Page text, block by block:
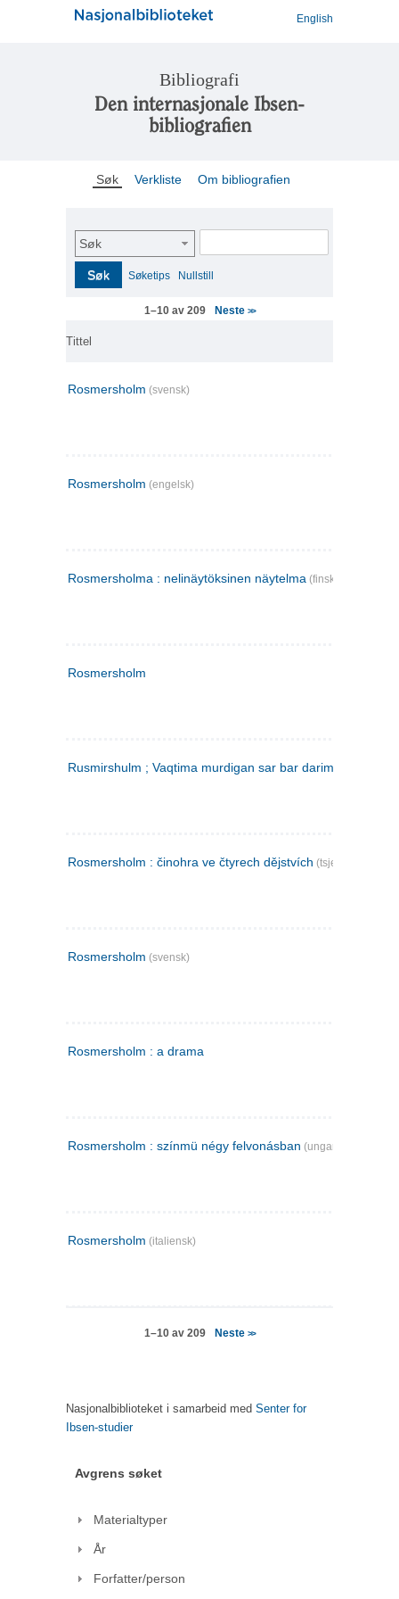
English
Bibliografi
Den internasjonale Ibsen-
bibliografien
Søk Verkliste Om bibliografien
Søk
Søk Søketips Nullstill
1–10 av 209 Neste >>
Tittel
Rosmersholm (svensk)
Rosmersholm (engelsk)
Rosmersholma : nelinäytöksinen näytelma (finsk)
Rosmersholm
Rusmirshulm ; Vaqtima murdigan sar bar darim
Rosmersholm : činohra ve čtyrech dějstvích (tsjekkisk)
Rosmersholm (svensk)
Rosmersholm : a drama
Rosmersholm : színmü négy felvonásban (ungarsk)
Rosmersholm (italiensk)
1–10 av 209 Neste >>
Nasjonalbiblioteket i samarbeid med Senter for
Ibsen-studier
Avgrens søket
Materialtyper
År
Forfatter/person